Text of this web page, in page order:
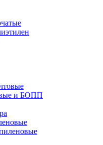
и БОПП